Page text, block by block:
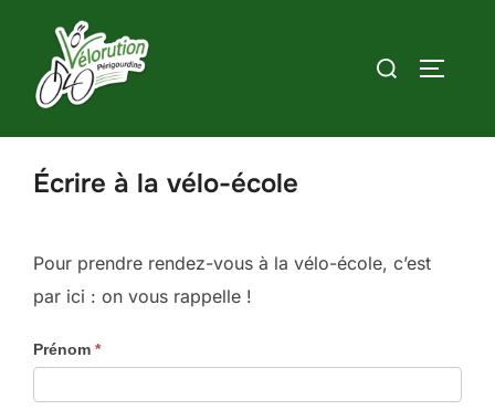
contenu
Rechercher :
Écrire à la vélo-école
Pour prendre rendez-vous à la vélo-école, c’est
par ici : on vous rappelle !
Contact
Prénom *